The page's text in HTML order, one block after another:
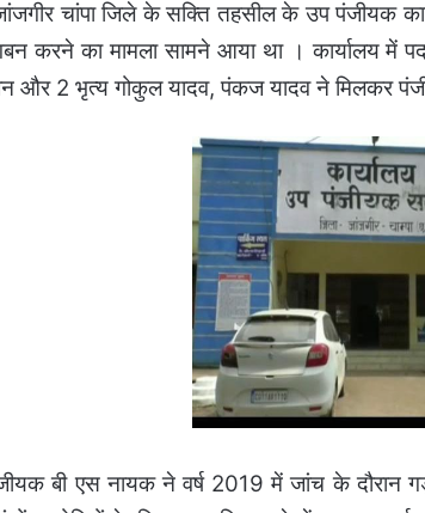
चांपा जिले के सक्ति तहसील के उप पंजीयक
करने का मामला सामने आया था । कार्यालय में
और 2 भृत्य गोकुल यादव, पंकज यादव ने मिलकर
बी एस नायक ने वर्ष 2019 में जांच के दौरान